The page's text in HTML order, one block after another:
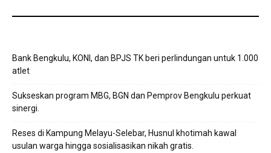
Bank Bengkulu, KONI, dan BPJS TK beri perlindungan untuk 1.000
atlet
Sukseskan program MBG, BGN dan Pemprov Bengkulu perkuat
sinergi.
Reses di Kampung Melayu-Selebar, Husnul khotimah kawal
usulan warga hingga sosialisasikan nikah gratis.